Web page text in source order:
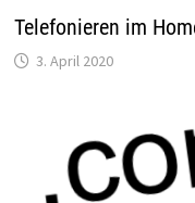
Telefonieren im
3. April 2020